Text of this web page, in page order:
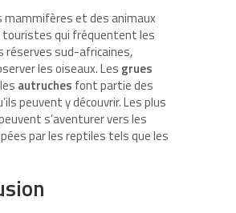
mammifères et des animaux
touristes qui fréquentent les
réserves sud-africaines,
les oiseaux. Les grues
autruches font partie des
peuvent y découvrir. Les plus
s’aventurer vers les
par les reptiles tels que les